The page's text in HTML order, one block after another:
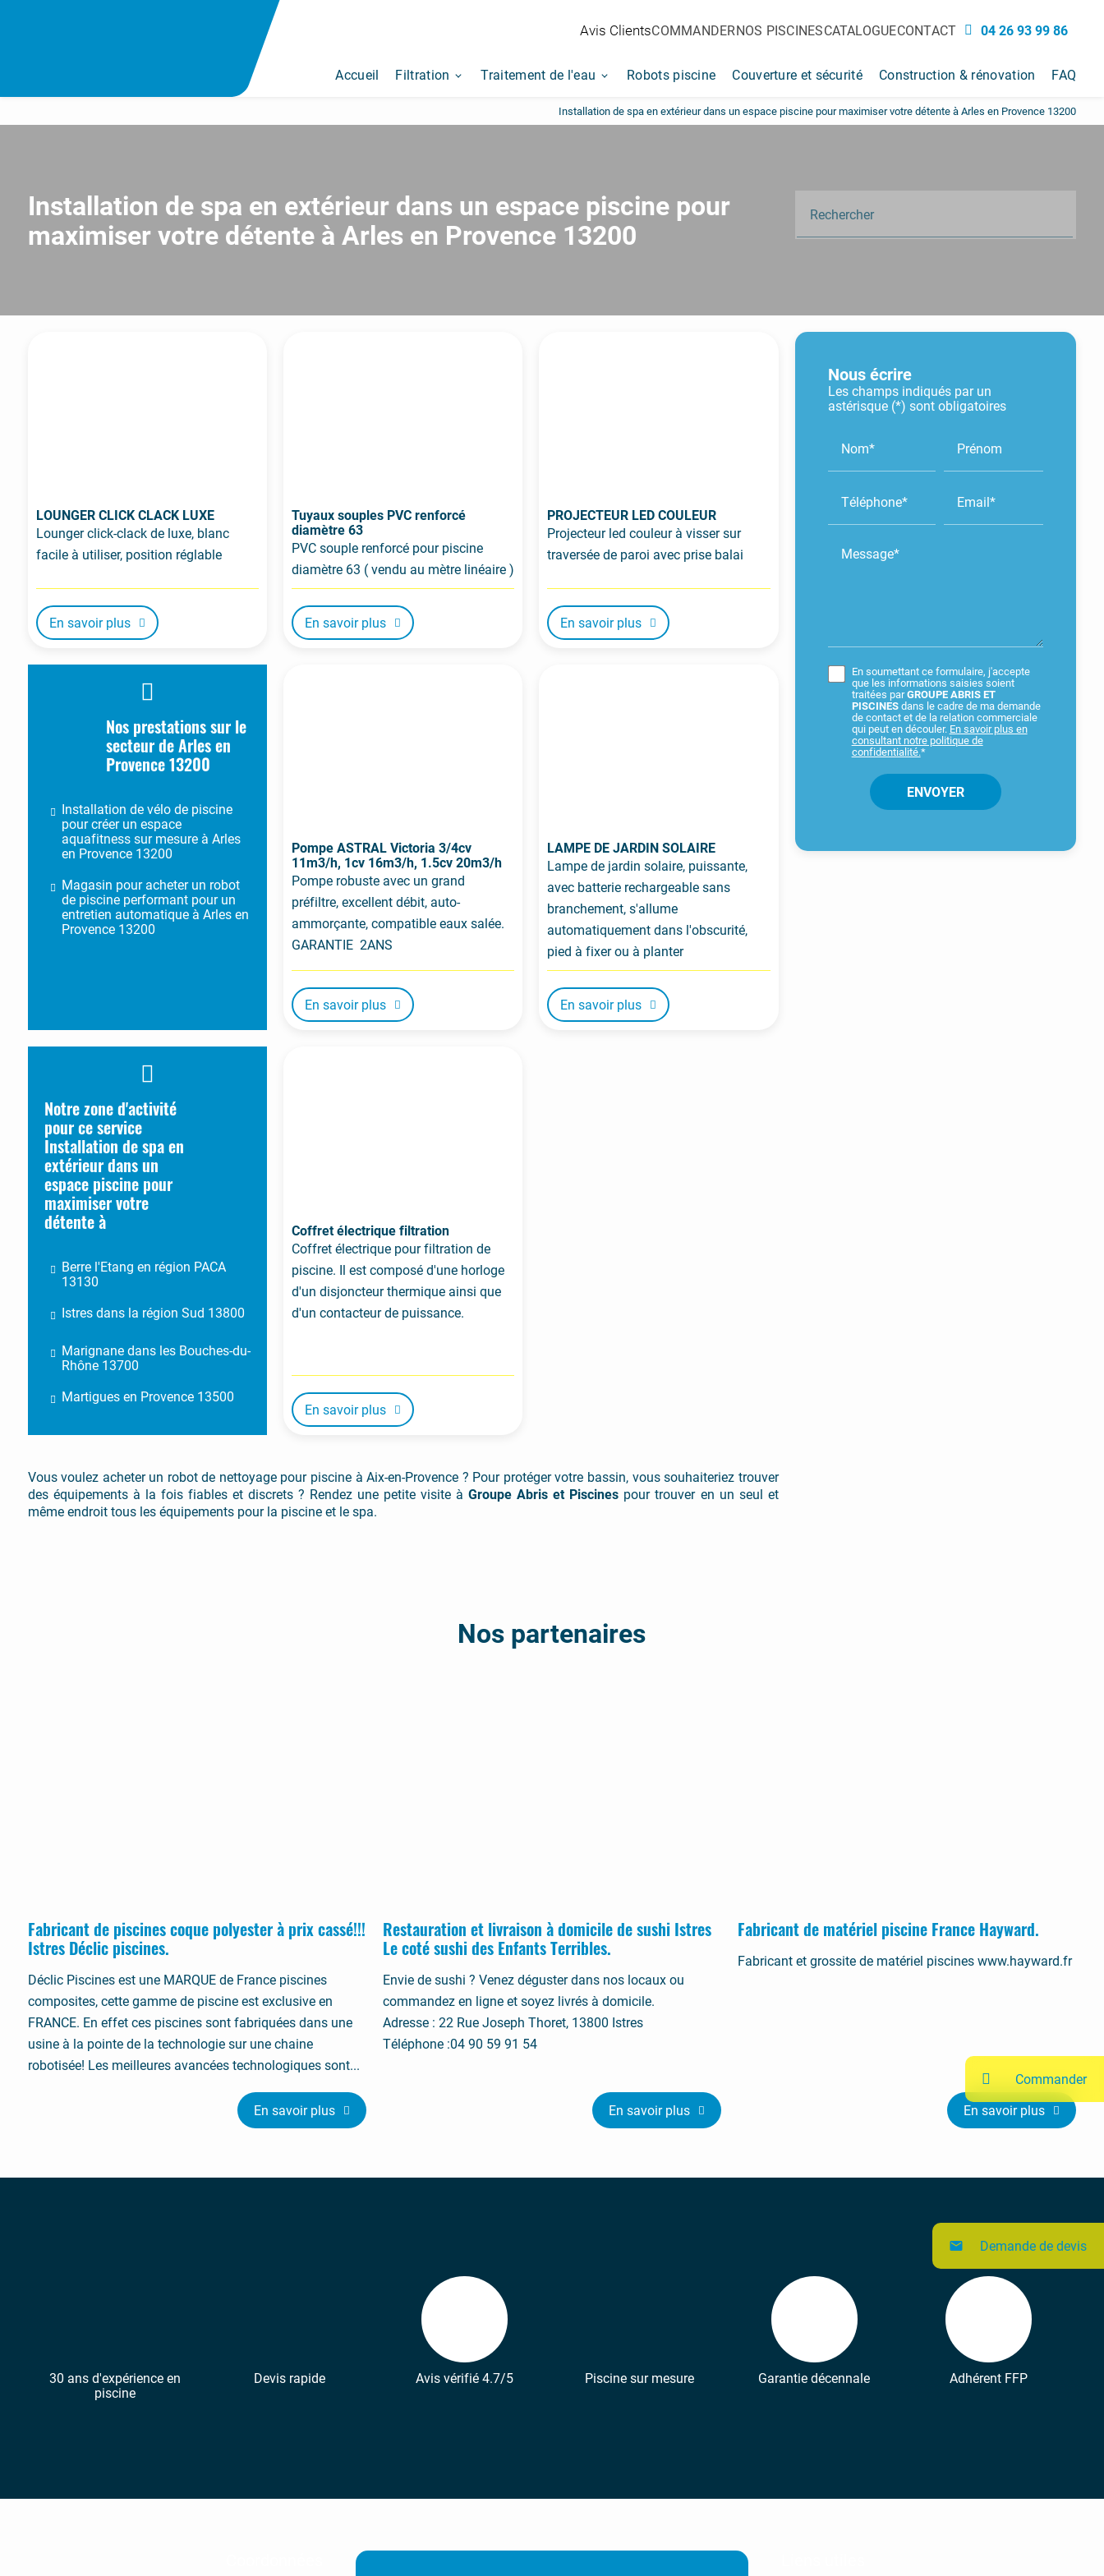
Avis ClientsCOMMANDERNOS PISCINESCATALOGUECONTACT 04 26 93 99 86
Accueil Filtration Traitement de l'eau Robots piscine Couverture et sécurité Construction & rénovation FAQ
Installation de spa en extérieur dans un espace piscine pour maximiser votre détente à Arles en Provence 13200
Installation de spa en extérieur dans un espace piscine pour
maximiser votre détente à Arles en Provence 13200
Rechercher
LOUNGER CLICK CLACK LUXE
Lounger click-clack de luxe, blanc
facile à utiliser, position réglable
En savoir plus
Tuyaux souples PVC renforcé
diamètre 63
PVC souple renforcé pour piscine
diamètre 63 ( vendu au mètre linéaire )
En savoir plus
PROJECTEUR LED COULEUR
Projecteur led couleur à visser sur
traversée de paroi avec prise balai
En savoir plus
Nos prestations sur le
secteur de Arles en
Provence 13200
Installation de vélo de piscine
pour créer un espace
aquafitness sur mesure à Arles
en Provence 13200
Magasin pour acheter un robot
de piscine performant pour un
entretien automatique à Arles en
Provence 13200
Pompe ASTRAL Victoria 3/4cv
11m3/h, 1cv 16m3/h, 1.5cv 20m3/h
Pompe robuste avec un grand
préfiltre, excellent débit, auto-
ammorçante, compatible eaux salée.
GARANTIE 2ANS
En savoir plus
LAMPE DE JARDIN SOLAIRE
Lampe de jardin solaire, puissante,
avec batterie rechargeable sans
branchement, s'allume
automatiquement dans l'obscurité,
pied à fixer ou à planter
En savoir plus
Notre zone d'activité
pour ce service
Installation de spa en
extérieur dans un
espace piscine pour
maximiser votre
détente à
Berre l'Etang en région PACA
13130
Istres dans la région Sud 13800
Marignane dans les Bouches-du-
Rhône 13700
Martigues en Provence 13500
Coffret électrique filtration
Coffret électrique pour filtration de
piscine. Il est composé d'une horloge
d'un disjoncteur thermique ainsi que
d'un contacteur de puissance.
En savoir plus
Vous voulez acheter un robot de nettoyage pour piscine à Aix-en-Provence ? Pour protéger votre bassin, vous souhaiteriez trouver
des équipements à la fois fiables et discrets ? Rendez une petite visite àGroupe Abris et Piscines pour trouver en un seul et
même endroit tous les équipements pour la piscine et le spa.
Nous écrire
Les champs indiqués par un
astérisque (*) sont obligatoires
Nom* Prénom
Téléphone* Email*
Message*
En soumettant ce formulaire, j'accepte
que les informations saisies soient
traitées parGROUPE ABRIS ET
PISCINESdans le cadre de ma demande
de contact et de la relation commerciale
qui peut en découler. En savoir plus en
consultant notre politique de
confidentialité.*
Nos partenaires
Fabricant de piscines coque polyester à prix cassé!!!
Istres Déclic piscines.
Déclic Piscines est une MARQUE de France piscines
composites, cette gamme de piscine est exclusive en
FRANCE. En effet ces piscines sont fabriquées dans une
usine à la pointe de la technologie sur une chaine
robotisée! Les meilleures avancées technologiques sont...
En savoir plus
Restauration et livraison à domicile de sushi Istres
Le coté sushi des Enfants Terribles.
Envie de sushi ? Venez déguster dans nos locaux ou
commandez en ligne et soyez livrés à domicile.
Adresse : 22 Rue Joseph Thoret, 13800 Istres
Téléphone :04 90 59 91 54
En savoir plus
Fabricant de matériel piscine France Hayward.
Fabricant et grossite de matériel piscines www.hayward.fr
En savoir plus
30 ans d'expérience en
piscine
Devis rapide Avis vérifié 4.7/5 Piscine sur mesure Garantie décennale Adhérent FFP
Commander
mail Demande de devis